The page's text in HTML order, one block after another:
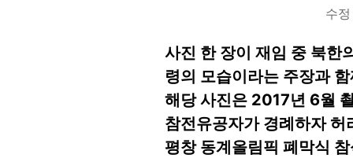
수
사진 한 장이 재임 중 북한
령의 모습이라는 주장과
해당 사진은 2017년 6월
참전유공자가 경례하자
평창 동계올림픽 폐막식